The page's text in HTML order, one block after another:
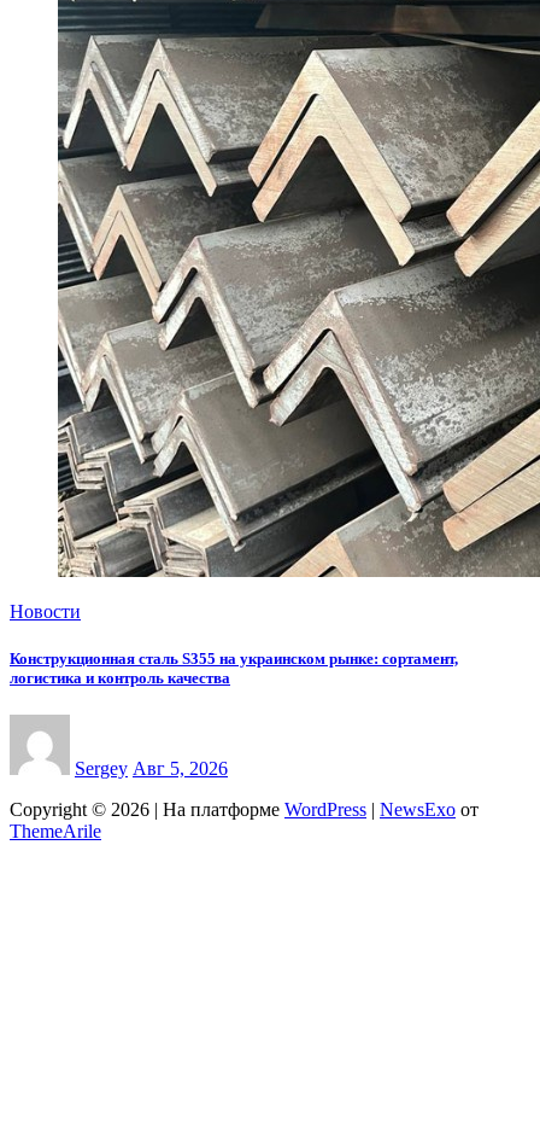
Новости
Конструкционная сталь S355 на украинском рынке: сортамент,
логистика и контроль качества
Sergey Авг 5, 2026
Copyright © 2026 | На платформе WordPress NewsExo от
ThemeArile